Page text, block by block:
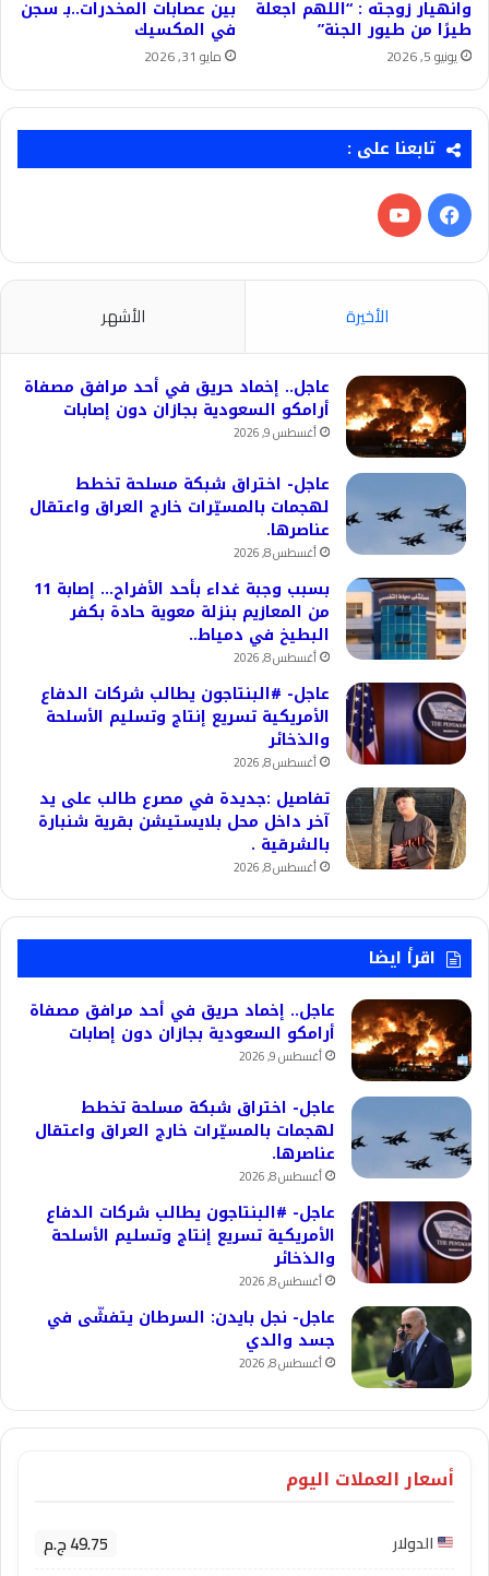
وانهيار زوجته : “اللهم اجعلة
طيرًا من طيور الجنة”
يونيو 5, 2026
بين عصابات المخدرات..بـ سجن
في المكسيك
مايو 31, 2026
تابعنا على :
فيسبوك‫YouTube
الأخيرة الأشهر
عاجل.. إخماد حريق في أحد مرافق مصفاة
أرامكو السعودية بجازان دون إصابات
أغسطس 9, 2026
عاجل- اختراق شبكة مسلحة تخطط
لهجمات بالمسيّرات خارج العراق واعتقال
عناصرها.
أغسطس 8, 2026
بسبب وجبة غداء بأحد الأفراح… إصابة 11
من المعازيم بنزلة معوية حادة بكفر
البطيخ في دمياط..
أغسطس 8, 2026
عاجل- #البنتاجون يطالب شركات الدفاع
الأمريكية تسريع إنتاج وتسليم الأسلحة
والذخائر
أغسطس 8, 2026
تفاصيل :جديدة في مصرع طالب على يد
آخر داخل محل بلايستيشن بقرية شنبارة
بالشرقية .
أغسطس 8, 2026
اقرأ ايضا
عاجل.. إخماد حريق في أحد مرافق مصفاة
أرامكو السعودية بجازان دون إصابات
أغسطس 9, 2026
عاجل- اختراق شبكة مسلحة تخطط
لهجمات بالمسيّرات خارج العراق واعتقال
عناصرها.
أغسطس 8, 2026
عاجل- #البنتاجون يطالب شركات الدفاع
الأمريكية تسريع إنتاج وتسليم الأسلحة
والذخائر
أغسطس 8, 2026
عاجل- نجل بايدن: السرطان يتفشّى في
جسد والدي
أغسطس 8, 2026
أسعار العملات اليوم
الدولار 49.75 ج.م